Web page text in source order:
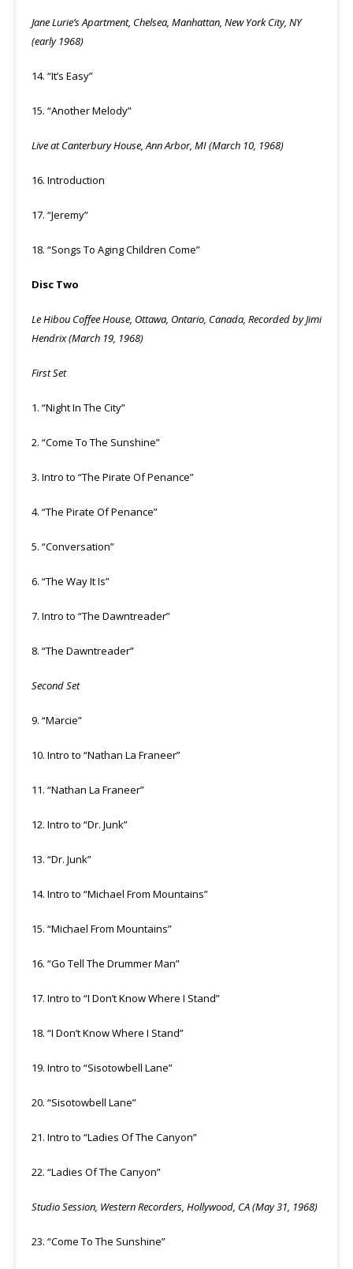
Jane Lurie’s Apartment, Chelsea, Manhattan, New York City, NY
(early 1968)
14. “It’s Easy”
15. “Another Melody”
Live at Canterbury House, Ann Arbor, MI (March 10, 1968)
16. Introduction
17. “Jeremy”
18. “Songs To Aging Children Come”
Disc Two
Le Hibou Coffee House, Ottawa, Ontario, Canada, Recorded by Jimi
Hendrix (March 19, 1968)
First Set
1. “Night In The City”
2. “Come To The Sunshine”
3. Intro to “The Pirate Of Penance”
4. “The Pirate Of Penance”
5. “Conversation”
6. “The Way It Is”
7. Intro to “The Dawntreader”
8. “The Dawntreader”
Second Set
9. “Marcie”
10. Intro to “Nathan La Franeer”
11. “Nathan La Franeer”
12. Intro to “Dr. Junk”
13. “Dr. Junk”
14. Intro to “Michael From Mountains”
15. “Michael From Mountains”
16. “Go Tell The Drummer Man”
17. Intro to “I Don’t Know Where I Stand”
18. “I Don’t Know Where I Stand”
19. Intro to “Sisotowbell Lane”
20. “Sisotowbell Lane”
21. Intro to “Ladies Of The Canyon”
22. “Ladies Of The Canyon”
Studio Session, Western Recorders, Hollywood, CA (May 31, 1968)
23. “Come To The Sunshine”